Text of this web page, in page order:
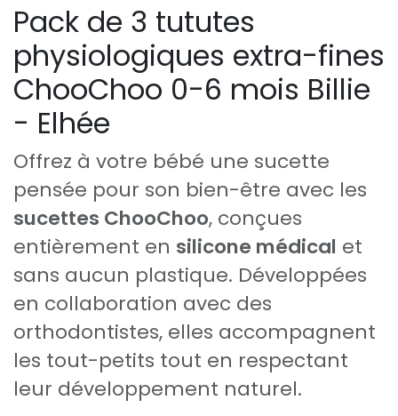
Pack de 3 tututes
physiologiques extra-fines
ChooChoo 0-6 mois Billie
- Elhée
Offrez à votre bébé une sucette
pensée pour son bien-être avec les
sucettes ChooChoo, conçues
entièrement en silicone médical et
sans aucun plastique. Développées
en collaboration avec des
orthodontistes, elles accompagnent
les tout-petits tout en respectant
leur développement naturel.